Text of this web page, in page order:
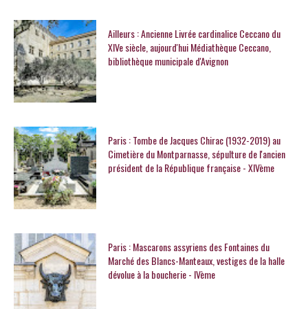
Ailleurs : Ancienne Livrée cardinalice Ceccano du
XIVe siècle, aujourd'hui Médiathèque Ceccano,
bibliothèque municipale d'Avignon
Paris : Tombe de Jacques Chirac (1932-2019) au
Cimetière du Montparnasse, sépulture de l'ancien
président de la République française - XIVème
Paris : Mascarons assyriens des Fontaines du
Marché des Blancs-Manteaux, vestiges de la halle
dévolue à la boucherie - IVème